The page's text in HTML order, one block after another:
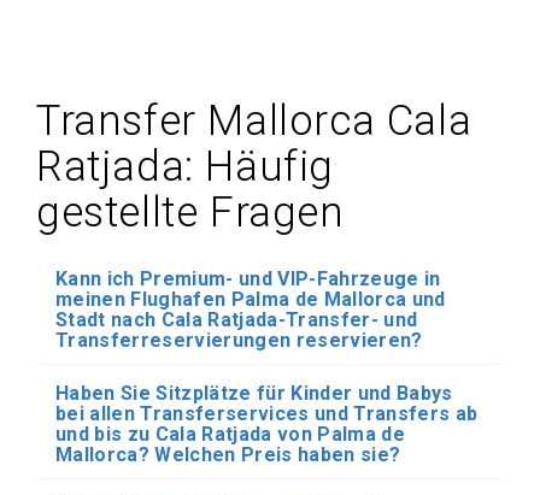
Transfer Mallorca Cala
Ratjada: Häufig
gestellte Fragen
Kann ich Premium- und VIP-Fahrzeuge in
meinen Flughafen Palma de Mallorca und
Stadt nach Cala Ratjada-Transfer- und
Transferreservierungen reservieren?
Haben Sie Sitzplätze für Kinder und Babys
bei allen Transferservices und Transfers ab
und bis zu Cala Ratjada von Palma de
Mallorca? Welchen Preis haben sie?